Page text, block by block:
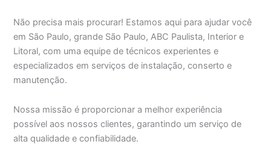
Não precisa mais procurar! Estamos aqui para ajudar você
em São Paulo, grande São Paulo, ABC Paulista, Interior e
Litoral, com uma equipe de técnicos experientes e
especializados em serviços de instalação, conserto e
manutenção.
Nossa missão é proporcionar a melhor experiência
possível aos nossos clientes, garantindo um serviço de
alta qualidade e confiabilidade.